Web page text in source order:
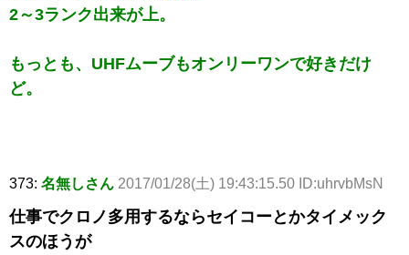
2～3ランク出来が上。
もっとも、UHFムーブもオンリーワンで好きだけ
ど。
373: 名無しさん 2017/01/28(土) 19:43:15.50 ID:uhrvbMsN
仕事でクロノ多用するならセイコーとかタイメック
スのほうが